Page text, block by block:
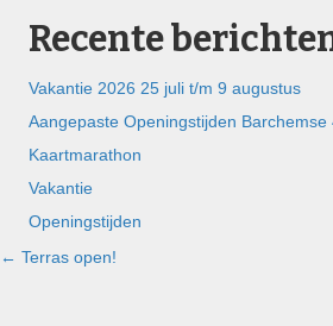
t
t
e
)
o
k
Recente
Vakantie 2026 25 juli t/m 9 augustus
Aangepaste Openingstijden Barchemse
Kaartmarathon
Vakantie
Openingstijden
Posts
← Terras open!